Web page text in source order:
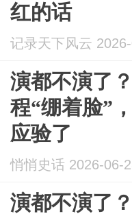
红的话
记录天下风云
演都不演了
程“绷着脸”
应验了
悄悄史话 2026-06-
演都不演了